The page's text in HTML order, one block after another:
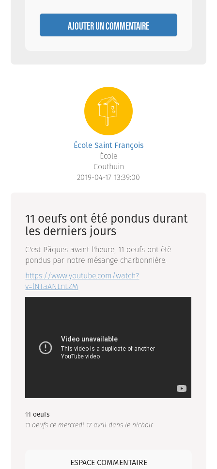
AJOUTER UN COMMENTAIRE
École Saint François
École
Couthuin
2019-04-17 13:39:00
11 oeufs ont été pondus durant
les derniers jours
C'est Pâques avant l'heure, 11 oeufs ont été
pondus par notre mésange charbonnière.
https://www.youtube.com/watch?
v=lNTaANLnLZM
11 oeufs
11 oeufs ce mercredi 17 avril dans le nichoir.
ESPACE COMMENTAIRE